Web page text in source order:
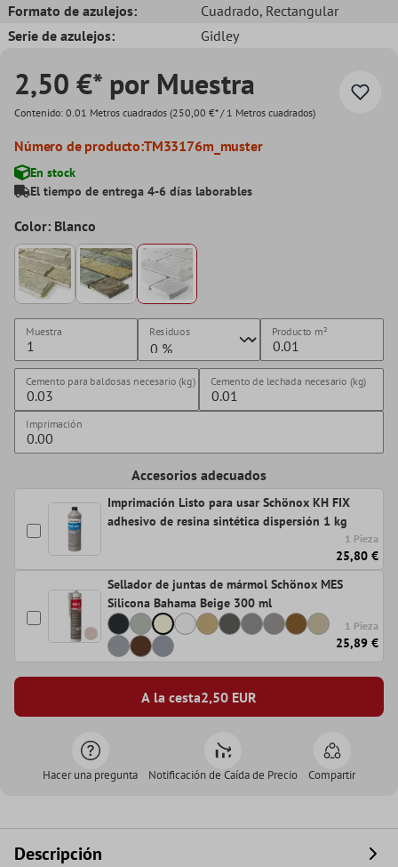
Formato de azulejos:
Cuadrado, Rectangular
Serie de azulejos:
Gidley
2,50 €* por Muestra
Contenido: 0.01 Metros cuadrados (250,00 €* / 1 Metros cuadrados)
Número de producto:TM33176m_muster
En stock
El tiempo de entrega 4-6 días laborables
Color: Blanco
Muestra Residuos Producto m²
Cemento para baldosas necesario (kg) Cemento de lechada necesario (kg)
Imprimación
Accesorios adecuados
Imprimación Listo para usar Schönox KH FIX
adhesivo de resina sintética dispersión 1 kg
1 Pieza
25,80 €
Sellador de juntas de mármol Schönox MES
Silicona Bahama Beige 300 ml
1 Pieza
25,89 €
A la cesta2,50 EUR
Hacer una pregunta Notificación de Caída de Precio Compartir
Descripción